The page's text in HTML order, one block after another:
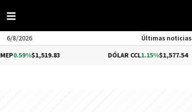
6/8/2026 Últimas noticias
DÓLAR CCL1.15%$1,577.54